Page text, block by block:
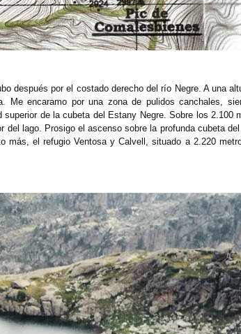
después por el costado derecho del río Negre. A una
Me encaramo por una zona de pulidos canchales,
de la cubeta del Estany Negre. Sobre los 2.100
lago. Prosigo el ascenso sobre la profunda cubeta
más, el refugio Ventosa y Calvell, situado a 2.220